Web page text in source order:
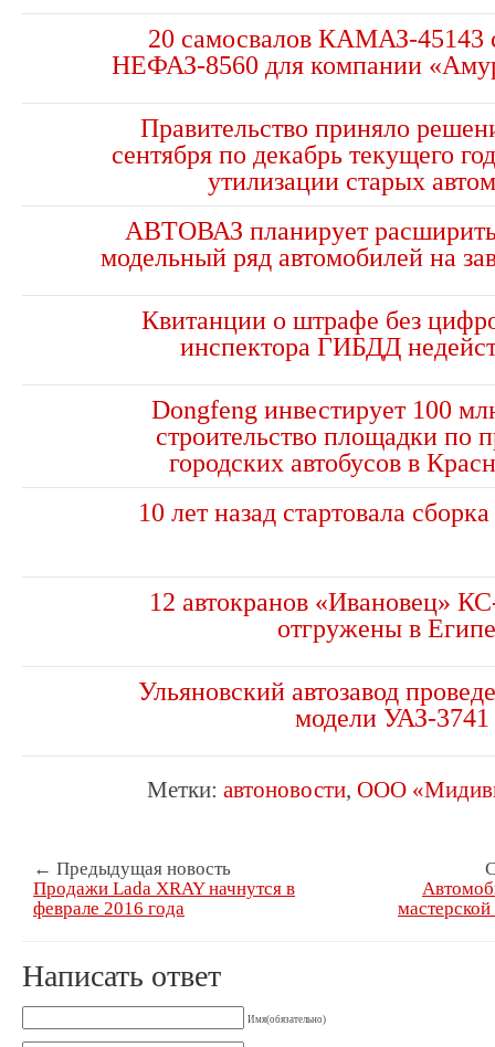
20 самосвалов КАМАЗ-45143
НЕФАЗ-8560 для компании
Правительство приняло
сентября по декабрь текущего
утилизации старых
АВТОВАЗ планирует
модельный ряд автомобилей на
Квитанции о штрафе без
инспектора ГИБДД
Dongfeng инвестирует 100
строительство площадки по
городских автобусов в
10 лет назад стартовала
12 автокранов «Ивановец»
отгружены в
Ульяновский автозавод
модели УАЗ-3741
Метки: автоновости, ООО
← Предыдущая новость
Продажи Lada XRAY начнутся в
феврале 2016 года
Написать ответ
Имя(обязательно)